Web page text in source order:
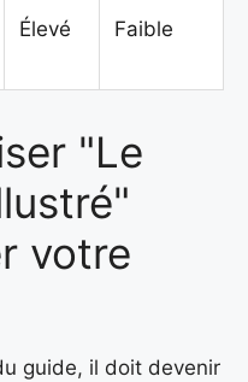
Élevé Faible
"Le
votre
guide, il doit devenir